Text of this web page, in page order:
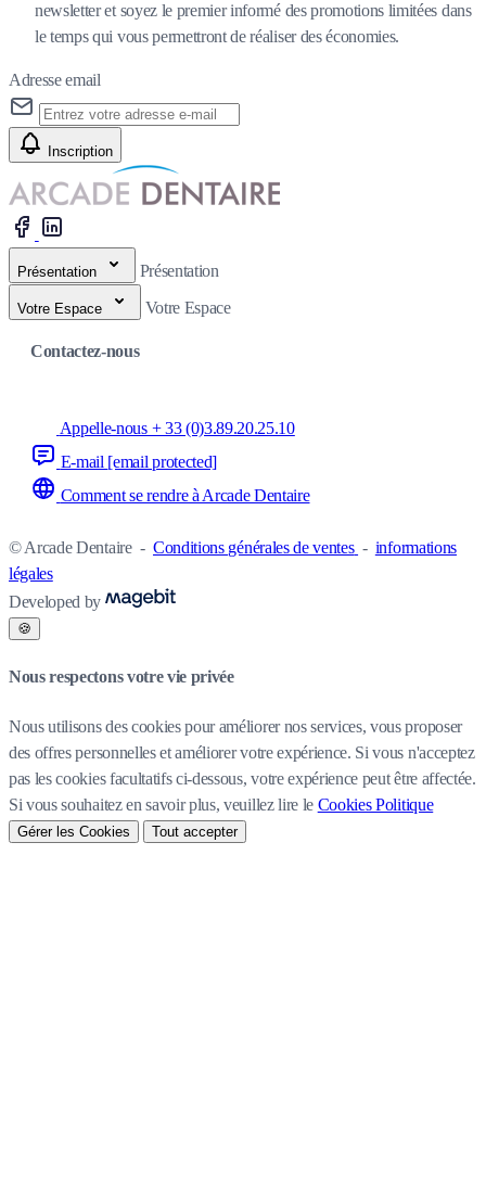
newsletter et soyez le premier informé des promotions limitées dans
le temps qui vous permettront de réaliser des économies.
Adresse email
Inscription
Présentation Présentation
Votre Espace Votre Espace
Contactez-nous
Appelle-nous + 33 (0)3.89.20.25.10
E-mail [email protected]
Comment se rendre à Arcade Dentaire
© Arcade Dentaire - Conditions générales de ventes - informations
légales
Developed by
🍪
Nous respectons votre vie privée
Nous utilisons des cookies pour améliorer nos services, vous proposer
des offres personnelles et améliorer votre expérience. Si vous n'acceptez
pas les cookies facultatifs ci-dessous, votre expérience peut être affectée.
Si vous souhaitez en savoir plus, veuillez lire le Cookies Politique
Gérer les Cookies Tout accepter